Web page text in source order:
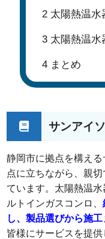
2 太陽熱温水
3 太陽熱温水
4 まとめ
サンアイ
静岡市に拠点を構え
点に立ちながら、親
ています。太陽熱温
ルトインガスコンロ、
し、製品選びから施工
皆様にサービスを提供